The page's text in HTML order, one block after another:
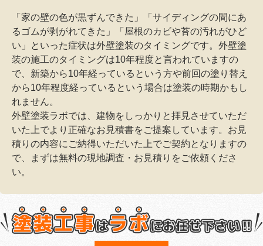
「家の壁の色が黒ずんできた」「サイディングの間にあ
るゴムが剥がれてきた」「屋根のカビや苔の汚れがひど
い」といった症状は外壁塗装のタイミングです。外壁塗
装の施工のタイミングは10年程度と言われていますの
で、新築から10年経っているという方や前回の塗り替え
から10年程度経っているという場合は塗装の時期かもし
れません。
外壁塗装ラボでは、建物をしっかりと拝見させていただ
いた上でより正確なお見積書をご提案しています。お見
積りの内容にご納得いただいた上でご契約となりますの
で、まずは無料の現地調査・お見積りをご依頼くださ
い。